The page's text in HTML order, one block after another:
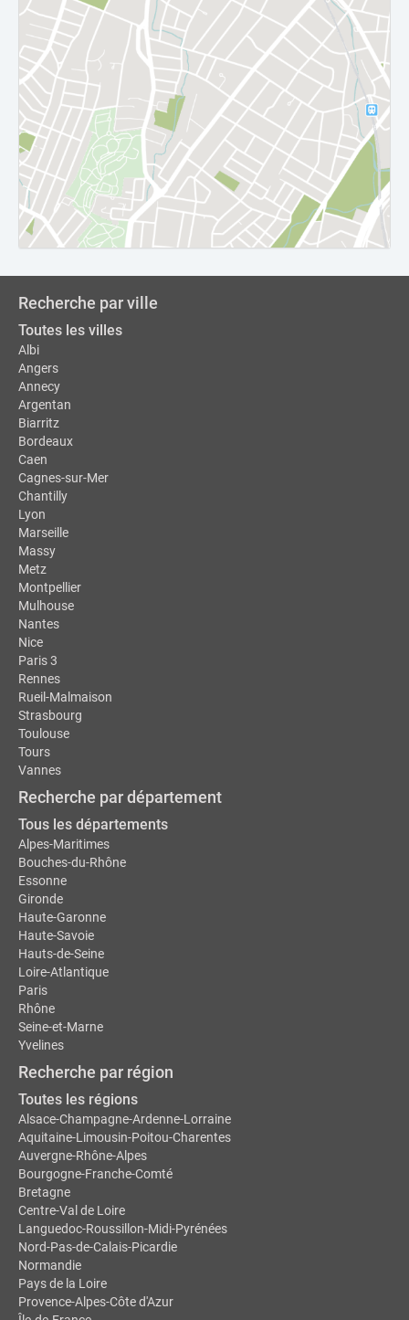
Recherche par ville
Toutes les villes
Albi
Angers
Annecy
Argentan
Biarritz
Bordeaux
Caen
Cagnes-sur-Mer
Chantilly
Lyon
Marseille
Massy
Metz
Montpellier
Mulhouse
Nantes
Nice
Paris 3
Rennes
Rueil-Malmaison
Strasbourg
Toulouse
Tours
Vannes
Recherche par département
Tous les départements
Alpes-Maritimes
Bouches-du-Rhône
Essonne
Gironde
Haute-Garonne
Haute-Savoie
Hauts-de-Seine
Loire-Atlantique
Paris
Rhône
Seine-et-Marne
Yvelines
Recherche par région
Toutes les régions
Alsace-Champagne-Ardenne-Lorraine
Aquitaine-Limousin-Poitou-Charentes
Auvergne-Rhône-Alpes
Bourgogne-Franche-Comté
Bretagne
Centre-Val de Loire
Languedoc-Roussillon-Midi-Pyrénées
Nord-Pas-de-Calais-Picardie
Normandie
Pays de la Loire
Provence-Alpes-Côte d'Azur